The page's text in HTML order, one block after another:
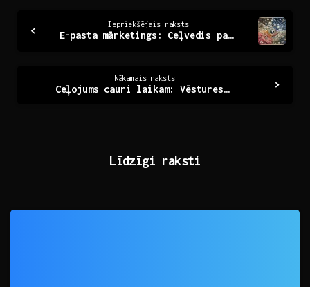
Reading
Iepriekšējais raksts
E-pasta mārketings: Ceļvedis panākumiem digitālajā vidē
Nākamais raksts
Ceļojums cauri laikam: Vēstures noslēpumi un mantojums
Līdzīgi raksti